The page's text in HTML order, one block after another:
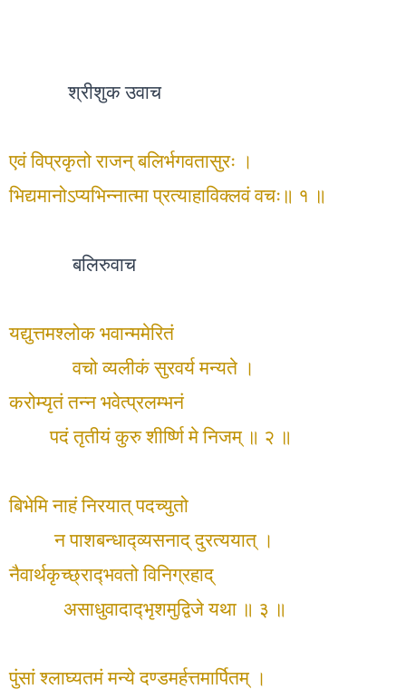
श्रीशुक उवाच
एवं विप्रकृतो राजन् बलिर्भगवतासुरः ।
भिद्यमानोऽप्यभिन्नात्मा प्रत्याहाविक्लवं वचः॥ १ ॥
बलिरुवाच
यद्युत्तमश्लोक भवान्ममेरितं
वचो व्यलीकं सुरवर्य मन्यते ।
करोम्यृतं तन्न भवेत्प्रलम्भनं
पदं तृतीयं कुरु शीर्ष्णि मे निजम् ॥ २ ॥
बिभेमि नाहं निरयात् पदच्युतो
न पाशबन्धाद्व्यसनाद् दुरत्ययात् ।
नैवार्थकृच्छ्राद्‍भवतो विनिग्रहाद्
असाधुवादाद्‍भृशमुद्विजे यथा ॥ ३ ॥
पुंसां श्लाघ्यतमं मन्ये दण्डमर्हत्तमार्पितम् ।